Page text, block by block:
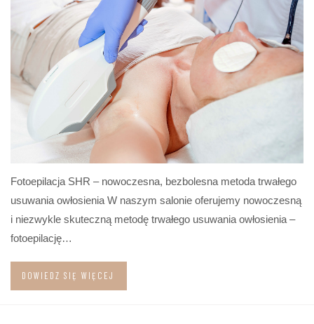
Fotoepilacja SHR – nowoczesna, bezbolesna metoda trwałego
usuwania owłosienia W naszym salonie oferujemy nowoczesną
i niezwykle skuteczną metodę trwałego usuwania owłosienia –
fotoepilację…
DOWIEDZ SIĘ WIĘCEJ